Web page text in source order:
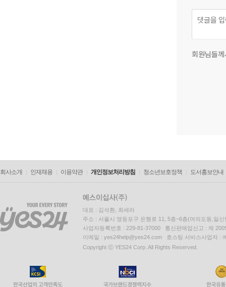
회원님들
회사소개 인재채용 이용약관 개인정보처리방침 청소년보호정책 도서홍보안내
대표 : 김석환, 최세라
주소 : 서울시 영등포구 은행로 11, 5층~6층(여의도동,일신
사업자등록번호 : 229-81-37000 통신판매업신고 : 제
이메일 : yes24help@yes24.com 호스팅 서비스사업자 :
Copyright ⓒ YES24 Corp. All Rights Reserved.